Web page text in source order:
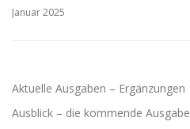
Januar 2025
Aktuelle Ausgaben – Ergänzungen
Ausblick – die kommende Ausgabe